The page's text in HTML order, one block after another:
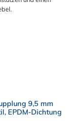
9,5 mm
EPDM-Dichtung